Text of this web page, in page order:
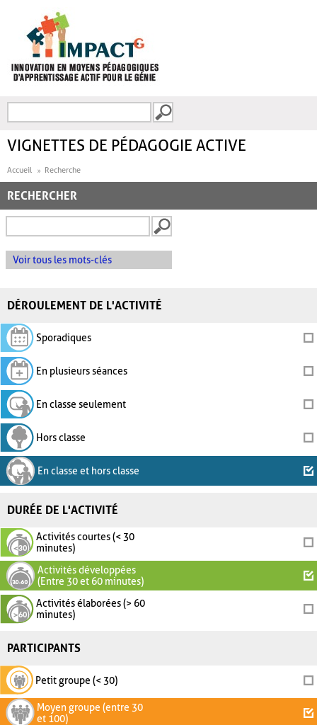
FORMULAIRE DE
VIGNETTES DE PÉDAGOGIE ACTIVE
Accueil Recherche
RECHERCHER
Voir tous les mots-clés
DÉROULEMENT DE L'ACTIVITÉ
Sporadiques
En plusieurs séances
En classe seulement
Hors classe
En classe et hors classe
DURÉE DE L'ACTIVITÉ
Activités courtes (< 30
minutes)
Activités développées
(Entre 30 et 60 minutes)
Activités élaborées (> 60
minutes)
PARTICIPANTS
Petit groupe (< 30)
Moyen groupe (entre 30
et 100)